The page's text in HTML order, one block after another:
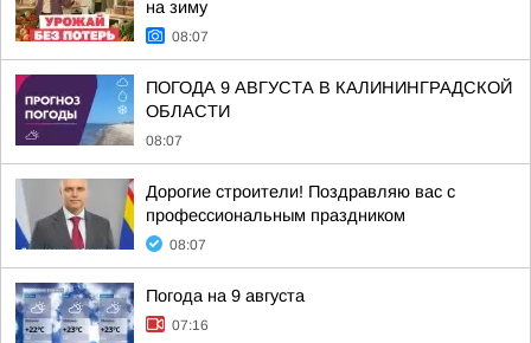
на зиму
08:07
ПОГОДА 9 АВГУСТА В КАЛИНИНГРАДСКОЙ
ОБЛАСТИ
08:07
Дорогие строители! Поздравляю вас с
профессиональным праздником
08:07
Погода на 9 августа
07:16